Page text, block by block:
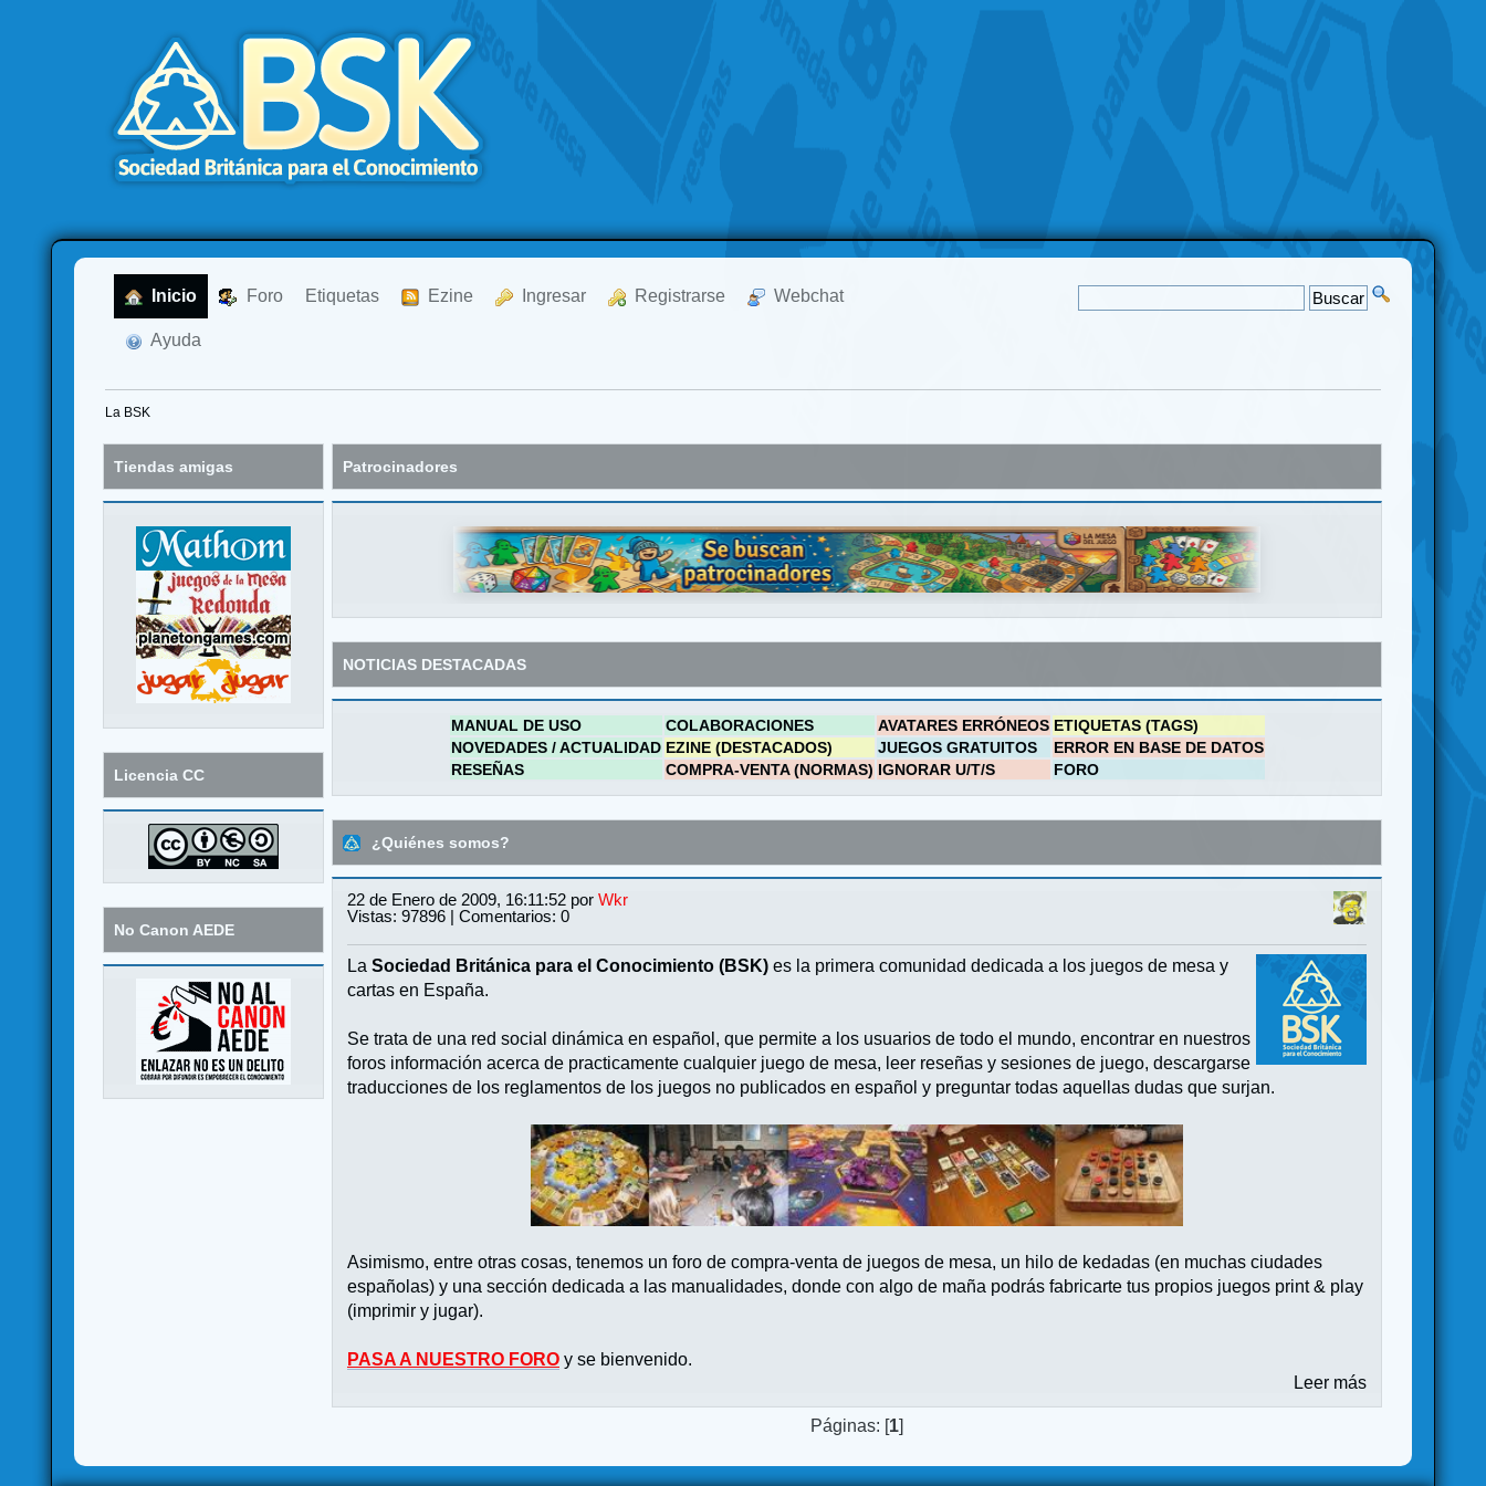
Inicio Foro Etiquetas Ezine Ingresar Registrarse Webchat
Ayuda
La BSK
Tiendas amigas
Licencia CC
No Canon AEDE
Patrocinadores
NOTICIAS DESTACADAS
MANUAL DE USO COLABORACIONES AVATARES ERRÓNEOS ETIQUETAS (TAGS)
NOVEDADES / ACTUALIDAD EZINE (DESTACADOS) JUEGOS GRATUITOS
ERROR EN BASE DE DATOS
RESEÑAS
COMPRA-VENTA (NORMAS) IGNORAR U/T/S FORO
¿Quiénes somos?
22 de Enero de 2009, 16:11:52 por Wkr
Vistas: 97896 | Comentarios: 0
La Sociedad Británica para el Conocimiento (BSK) es la primera comunidad dedicada a los juegos de mesa y
cartas en España.
Se trata de una red social dinámica en español, que permite a los usuarios de todo el mundo, encontrar en nuestros
foros información acerca de practicamente cualquier juego de mesa, leer reseñas y sesiones de juego, descargarse
traducciones de los reglamentos de los juegos no publicados en español y preguntar todas aquellas dudas que surjan.
Asimismo, entre otras cosas, tenemos un foro de compra-venta de juegos de mesa, un hilo de kedadas (en muchas ciudades
españolas) y una sección dedicada a las manualidades, donde con algo de maña podrás fabricarte tus propios juegos print & play
(imprimir y jugar).
PASA A NUESTRO FORO y se bienvenido.
Leer más
Páginas: [1]